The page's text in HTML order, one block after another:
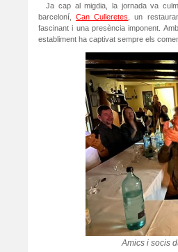
Ja cap al migdia, la jornada va
barceloní,Can Culleretes
, un
fascinant i una presència imponent.
establiment ha captivat sempre els
Amics i socis